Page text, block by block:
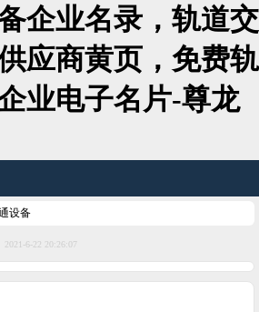
企业名录，轨道交
应商黄页，免费轨
业电子名片-尊龙
设备
2021-6-22 20:26:07